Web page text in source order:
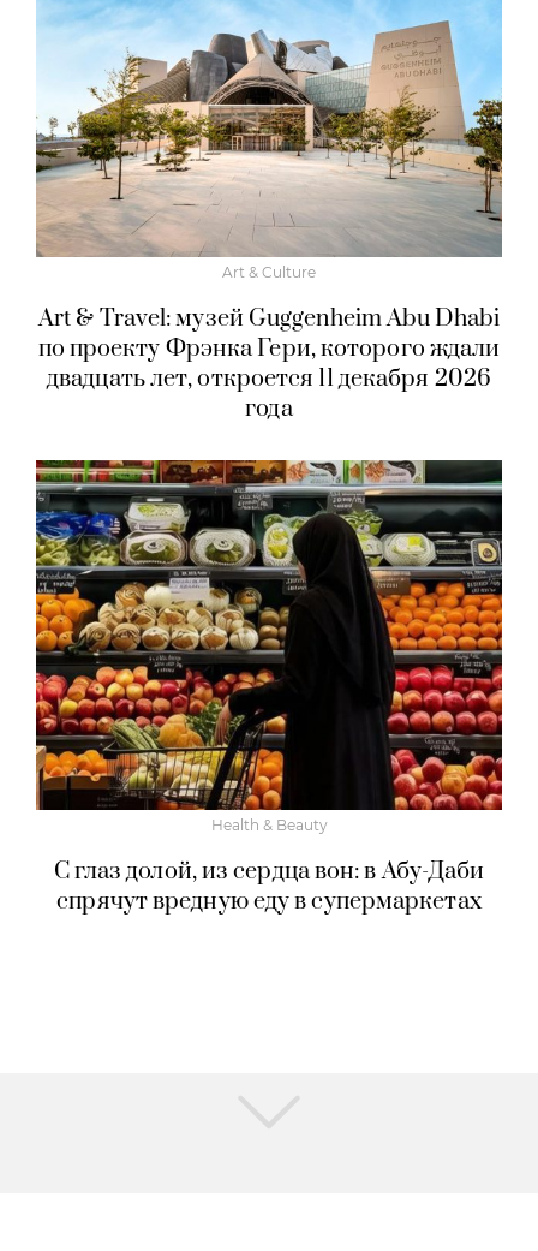
Art & Culture
Art & Travel: музей Guggenheim Abu Dhabi
по проекту Фрэнка Гери, которого ждали
двадцать лет, откроется 11 декабря 2026
года
Health & Beauty
С глаз долой, из сердца вон: в Абу-Даби
спрячут вредную еду в супермаркетах